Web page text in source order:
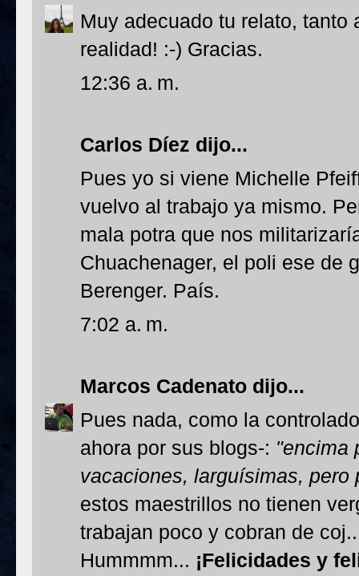
Muy adecuado tu relato, tanto
realidad! :-) Gracias.
12:36 a. m.
Carlos Díez dijo...
Pues yo si viene Michelle
vuelvo al trabajo ya mismo.
mala potra que nos
Chuachenager, el poli ese de
Berenger. País.
7:02 a. m.
Marcos Cadenato dijo...
Pues nada, como la
ahora por sus blogs-: "encima
vacaciones, larguísimas, pero
estos maestrillos no tienen
trabajan poco y cobran de
Hummmm... ¡Felicidades y